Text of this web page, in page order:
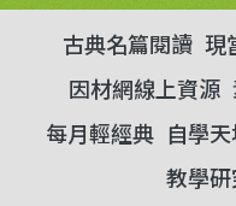
古典名篇閱讀 現
因材網線上資源
每月輕經典 自學
教學